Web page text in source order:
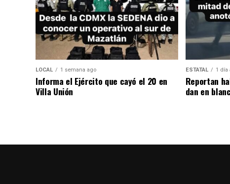
LOCAL 1 semana ago
Informa el Ejército que cayó el 20 en
Villa Unión
ESTATAL 1 día
Reportan
dan en